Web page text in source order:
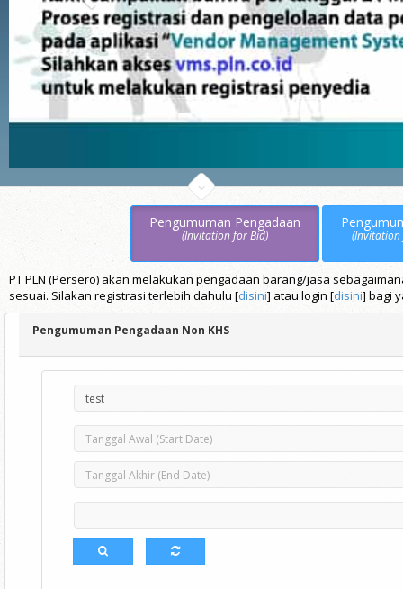
Pengumuman Pengadaan
(Invitation for Bid) (Invitation
PT PLN (Persero) akan melakukan pengadaan barang/jasa
sesuai. Silakan registrasi terlebih dahulu [disini] atau login [disini] bagi
Pengumuman Pengadaan Non KHS